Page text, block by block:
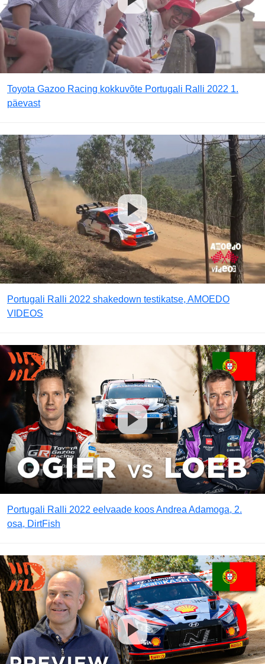
Toyota Gazoo Racing kokkuvõte Portugali Ralli 2022 1.
päevast
Portugali Ralli 2022 shakedown testikatse, AMOEDO
VIDEOS
Portugali Ralli 2022 eelvaade koos Andrea Adamoga, 2.
osa, DirtFish